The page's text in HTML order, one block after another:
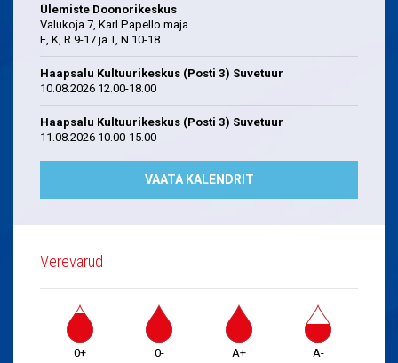
Ülemiste Doonorikeskus
Valukoja 7, Karl Papello maja
E, K, R 9-17 ja T, N 10-18
Haapsalu Kultuurikeskus (Posti 3) Suvetuur
10.08.2026 12.00-18.00
Haapsalu Kultuurikeskus (Posti 3) Suvetuur
11.08.2026 10.00-15.00
VAATA KALENDRIT
Verevarud
0+ 0- A+ A-